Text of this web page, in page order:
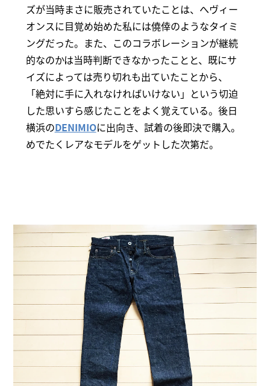
ズが当時まさに販売されていたことは、へヴィー
オンスに目覚め始めた私には僥倖のようなタイミ
ングだった。また、このコラボレーションが継続
的なのかは当時判断できなかったことと、既にサ
イズによっては売り切れも出ていたことから、
「絶対に手に入れなければいけない」という切迫
した思いすら感じたことをよく覚えている。後日
横浜のDENIMIOに出向き、試着の後即決で購入。
めでたくレアなモデルをゲットした次第だ。